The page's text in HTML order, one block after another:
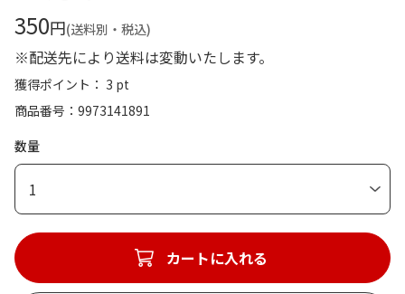
350円(送料別・税込)
※配送先により送料は変動いたします。
獲得ポイント： 3 pt
商品番号
9973141891
数量
1
カートに入れる